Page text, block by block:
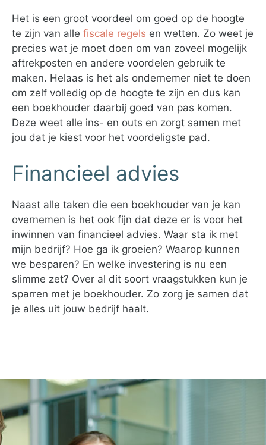
Het is een groot voordeel om goed op de hoogte
te zijn van alle fiscale regels en wetten. Zo weet je
precies wat je moet doen om van zoveel mogelijk
aftrekposten en andere voordelen gebruik te
maken. Helaas is het als ondernemer niet te doen
om zelf volledig op de hoogte te zijn en dus kan
een boekhouder daarbij goed van pas komen.
Deze weet alle ins- en outs en zorgt samen met
jou dat je kiest voor het voordeligste pad.
Financieel advies
Naast alle taken die een boekhouder van je kan
overnemen is het ook fijn dat deze er is voor het
inwinnen van financieel advies. Waar sta ik met
mijn bedrijf? Hoe ga ik groeien? Waarop kunnen
we besparen? En welke investering is nu een
slimme zet? Over al dit soort vraagstukken kun je
sparren met je boekhouder. Zo zorg je samen dat
je alles uit jouw bedrijf haalt.